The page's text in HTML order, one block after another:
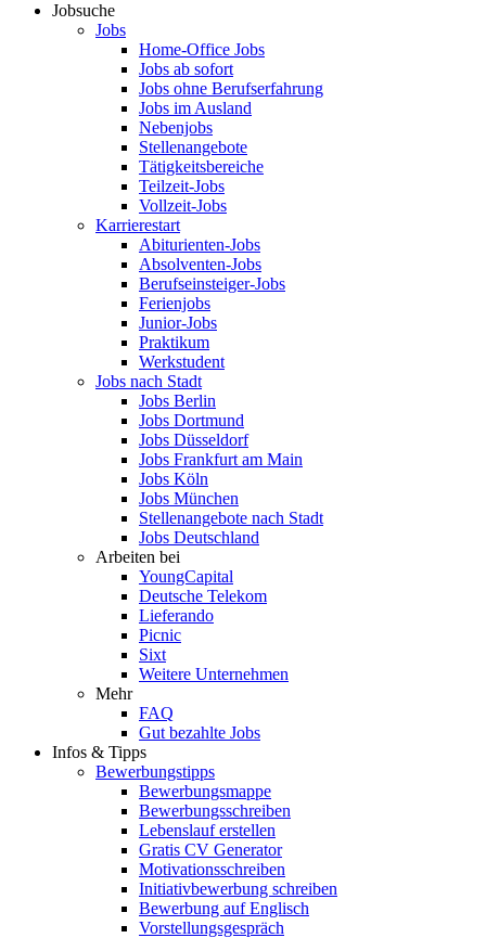
Jobsuche
Jobs
Home-Office Jobs
Jobs ab sofort
Jobs ohne Berufserfahrung
Jobs im Ausland
Nebenjobs
Stellenangebote
Tätigkeitsbereiche
Teilzeit-Jobs
Vollzeit-Jobs
Karrierestart
Abiturienten-Jobs
Absolventen-Jobs
Berufseinsteiger-Jobs
Ferienjobs
Junior-Jobs
Praktikum
Werkstudent
Jobs nach Stadt
Jobs Berlin
Jobs Dortmund
Jobs Düsseldorf
Jobs Frankfurt am Main
Jobs Köln
Jobs München
Stellenangebote nach Stadt
Jobs Deutschland
Arbeiten bei
YoungCapital
Deutsche Telekom
Lieferando
Picnic
Sixt
Weitere Unternehmen
Mehr
FAQ
Gut bezahlte Jobs
Infos & Tipps
Bewerbungstipps
Bewerbungsmappe
Bewerbungsschreiben
Lebenslauf erstellen
Gratis CV Generator
Motivationsschreiben
Initiativbewerbung schreiben
Bewerbung auf Englisch
Vorstellungsgespräch